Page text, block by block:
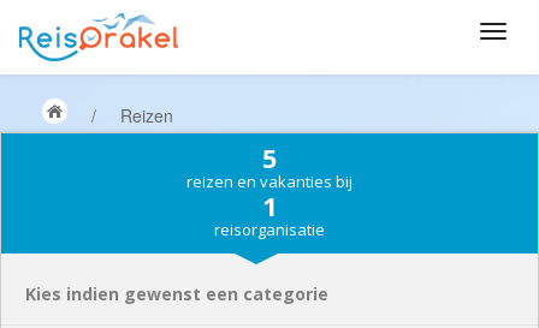
/ Reizen
5
reizen en vakanties bij
1
reisorganisatie
Kies indien gewenst een categorie